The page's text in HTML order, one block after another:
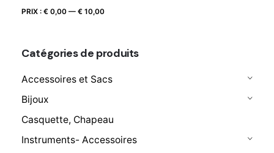
Prix
Prix
PRIX : € 0,00 — € 10,00
Catégories de produits
Accessoires et Sacs
Bijoux
Casquette, Chapeau
Instruments- Accessoires